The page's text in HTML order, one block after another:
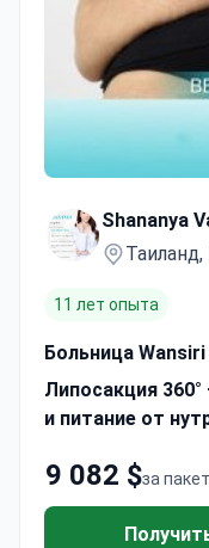
Shananya
11 лет опыта
Больница Wansiri
Липосакция
и питание от
за
9 082 $